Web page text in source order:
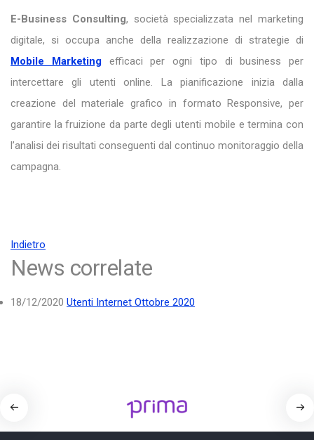
E-Business Consulting, società specializzata nel marketing
digitale, si occupa anche della realizzazione di strategie di
Mobile Marketingefficaci per ogni tipo di business per
intercettare gli utenti online. La pianificazione inizia dalla
creazione del materiale grafico in formato Responsive, per
garantire la fruizione da parte degli utenti mobile e termina con
l’analisi dei risultati conseguenti dal continuo monitoraggio della
campagna.
Indietro
News correlate
18/12/2020 Utenti Internet Ottobre 2020